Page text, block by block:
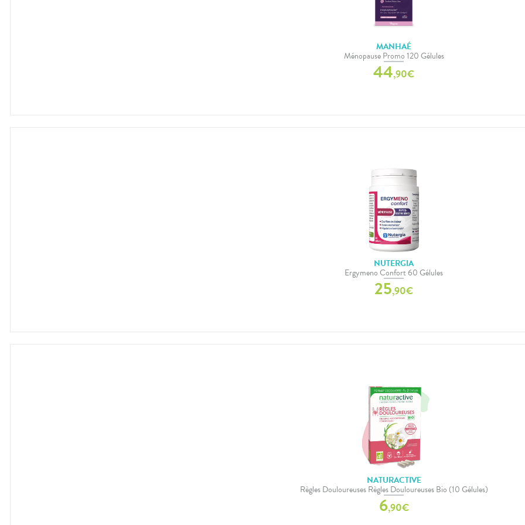
MANHAÉ
Ménopause Promo 120 Gélules
44,90€
NUTERGIA
Ergymeno Confort 60 Gélules
25,90€
NATURACTIVE
Règles Douloureuses Règles Douloureuses Bio (10 Gélules)
6,90€